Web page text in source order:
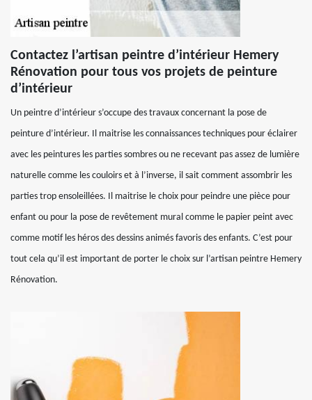
Contactez l’artisan peintre d’intérieur Hemery
Rénovation pour tous vos projets de peinture
d’intérieur
Un peintre d’intérieur s’occupe des travaux concernant la pose de
peinture d’intérieur. Il maitrise les connaissances techniques pour éclairer
avec les peintures les parties sombres ou ne recevant pas assez de lumière
naturelle comme les couloirs et à l’inverse, il sait comment assombrir les
parties trop ensoleillées. Il maitrise le choix pour peindre une pièce pour
enfant ou pour la pose de revêtement mural comme le papier peint avec
comme motif les héros des dessins animés favoris des enfants. C’est pour
tout cela qu’il est important de porter le choix sur l’artisan peintre Hemery
Rénovation.